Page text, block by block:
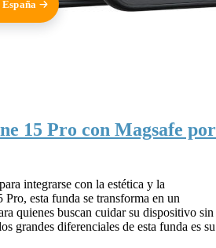
15 Pro con Magsafe por
integrarse con la estética y la
esta funda se transforma en un
quienes buscan cuidar su dispositivo sin
grandes diferenciales de esta funda es su